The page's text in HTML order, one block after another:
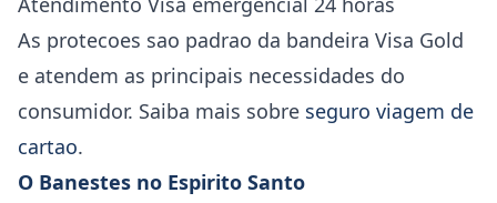
As protecoes sao padrao da bandeira Visa Gold
e atendem as principais necessidades do
consumidor. Saiba mais sobre seguro viagem de
cartao.
O Banestes no Espirito Santo